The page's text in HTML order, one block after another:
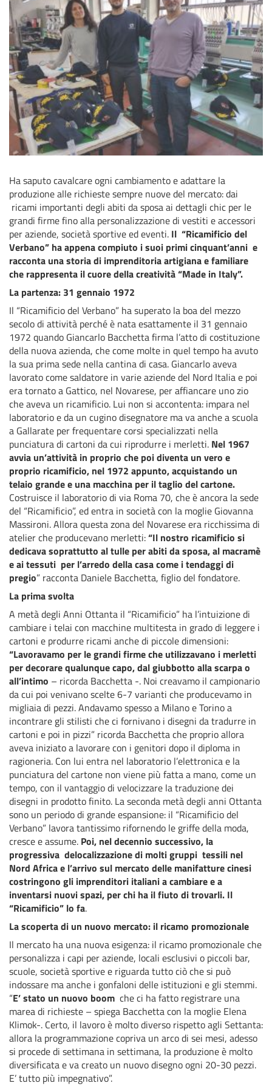
Ha saputo cavalcare ogni cambiamento e adattare la
produzione alle richieste sempre nuove del mercato: dai
ricami importanti degli abiti da sposa ai dettagli chic per le
grandi firme fino alla personalizzazione di vestiti e accessori
per aziende, società sportive ed eventi. Il “Ricamificio del
Verbano” ha appena compiuto i suoi primi cinquant’anni e
racconta una storia di imprenditoria artigiana e familiare
che rappresenta il cuore della creatività “Made in Italy”.
La partenza: 31 gennaio 1972
Il “Ricamificio del Verbano” ha superato la boa del mezzo
secolo di attività perché è nata esattamente il 31 gennaio
1972 quando Giancarlo Bacchetta firma l’atto di costituzione
della nuova azienda, che come molte in quel tempo ha avuto
la sua prima sede nella cantina di casa. Giancarlo aveva
lavorato come saldatore in varie aziende del Nord Italia e poi
era tornato a Gattico, nel Novarese, per affiancare uno zio
che aveva un ricamificio. Lui non si accontenta: impara nel
laboratorio e da un cugino disegnatore ma va anche a scuola
a Gallarate per frequentare corsi specializzati nella
punciatura di cartoni da cui riprodurre i merletti. Nel 1967
avvia un’attività in proprio che poi diventa un vero e
proprio ricamificio, nel 1972 appunto, acquistando un
telaio grande e una macchina per il taglio del cartone.
Costruisce il laboratorio di via Roma 70, che è ancora la sede
del “Ricamificio”, ed entra in società con la moglie Giovanna
Massironi. Allora questa zona del Novarese era ricchissima di
atelier che producevano merletti:“Il nostro ricamificio si
dedicava soprattutto al tulle per abiti da sposa, al macramè
e ai tessuti per l’arredo della casa come i tendaggi di
pregio” racconta Daniele Bacchetta, figlio del fondatore.
La prima svolta
A metà degli Anni Ottanta il “Ricamificio” ha l’intuizione di
cambiare i telai con macchine multitesta in grado di leggere i
cartoni e produrre ricami anche di piccole dimensioni:
“Lavoravamo per le grandi firme che utilizzavano i merletti
per decorare qualunque capo, dal giubbotto alla scarpa o
all’intimo – ricorda Bacchetta -. Noi creavamo il campionario
da cui poi venivano scelte 6-7 varianti che producevamo in
migliaia di pezzi. Andavamo spesso a Milano e Torino a
incontrare gli stilisti che ci fornivano i disegni da tradurre in
cartoni e poi in pizzi” ricorda Bacchetta che proprio allora
aveva iniziato a lavorare con i genitori dopo il diploma in
ragioneria. Con lui entra nel laboratorio l’elettronica e la
punciatura del cartone non viene più fatta a mano, come un
tempo, con il vantaggio di velocizzare la traduzione dei
disegni in prodotto finito. La seconda metà degli anni Ottanta
sono un periodo di grande espansione: il “Ricamificio del
Verbano” lavora tantissimo rifornendo le griffe della moda,
cresce e assume. Poi, nel decennio successivo, la
progressiva delocalizzazione di molti gruppi tessili nel
Nord Africa e l’arrivo sul mercato delle manifatture cinesi
costringono gli imprenditori italiani a cambiare e a
inventarsi nuovi spazi, per chi ha il fiuto di trovarli. Il
“Ricamificio” lo fa.
La scoperta di un nuovo mercato: il ricamo promozionale
Il mercato ha una nuova esigenza: il ricamo promozionale che
personalizza i capi per aziende, locali esclusivi o piccoli bar,
scuole, società sportive e riguarda tutto ciò che si può
indossare ma anche i gonfaloni delle istituzioni e gli stemmi.
“E’ stato un nuovo boom che ci ha fatto registrare una
marea di richieste – spiega Bacchetta con la moglie Elena
Klimok-. Certo, il lavoro è molto diverso rispetto agli Settanta:
allora la programmazione copriva un arco di sei mesi, adesso
si procede di settimana in settimana, la produzione è molto
diversificata e va creato un nuovo disegno ogni 20-30 pezzi.
E’ tutto più impegnativo”.